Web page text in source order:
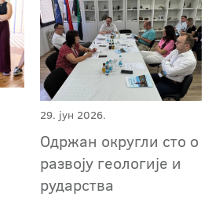
29. јун 2026.
Одржан округли сто о
развоју геологије и
рударства